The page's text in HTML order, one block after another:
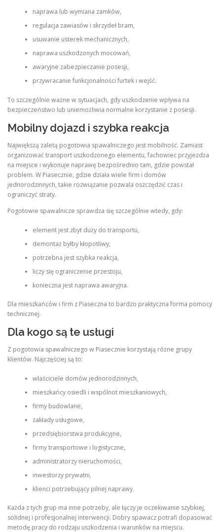
naprawa lub wymiana zamków,
regulacja zawiasów i skrzydeł bram,
usuwanie usterek mechanicznych,
naprawa uszkodzonych mocowań,
awaryjne zabezpieczanie posesji,
przywracanie funkcjonalności furtek i wejść.
To szczególnie ważne w sytuacjach, gdy uszkodzenie wpływa na
bezpieczeństwo lub uniemożliwia normalne korzystanie z posesji.
Mobilny dojazd i szybka reakcja
Największą zaletą pogotowia spawalniczego jest mobilność. Zamiast
organizować transport uszkodzonego elementu, fachowiec przyjeżdża
na miejsce i wykonuje naprawę bezpośrednio tam, gdzie powstał
problem. W Piasecznie, gdzie działa wiele firm i domów
jednorodzinnych, takie rozwiązanie pozwala oszczędzić czas i
ograniczyć straty.
Pogotowie spawalnicze sprawdza się szczególnie wtedy, gdy:
element jest zbyt duży do transportu,
demontaż byłby kłopotliwy,
potrzebna jest szybka reakcja,
liczy się ograniczenie przestoju,
konieczna jest naprawa awaryjna.
Dla mieszkańców i firm z Piaseczna to bardzo praktyczna forma pomocy
technicznej.
Dla kogo są te usługi
Z pogotowia spawalniczego w Piasecznie korzystają różne grupy
klientów. Najczęściej są to:
właściciele domów jednorodzinnych,
mieszkańcy osiedli i wspólnot mieszkaniowych,
firmy budowlane,
zakłady usługowe,
przedsiębiorstwa produkcyjne,
firmy transportowe i logistyczne,
administratorzy nieruchomości,
inwestorzy prywatni,
klienci potrzebujący pilnej naprawy.
Każda z tych grup ma inne potrzeby, ale łączy je oczekiwanie szybkiej,
solidnej i profesjonalnej interwencji. Dobry spawacz potrafi dopasować
metodę pracy do rodzaju uszkodzenia i warunków na miejscu.